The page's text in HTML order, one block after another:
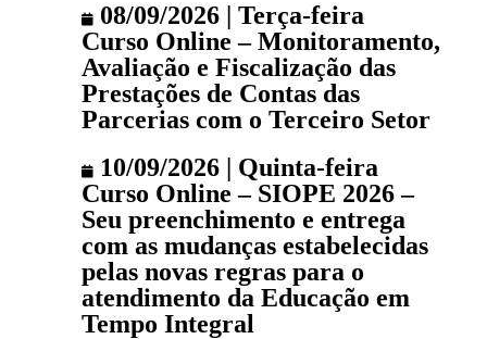
08/09/2026 | Terça-feira
Curso Online – Monitoramento,
Avaliação e Fiscalização das
Prestações de Contas das
Parcerias com o Terceiro Setor
10/09/2026 | Quinta-feira
Curso Online – SIOPE 2026 –
Seu preenchimento e entrega
com as mudanças estabelecidas
pelas novas regras para o
atendimento da Educação em
Tempo Integral